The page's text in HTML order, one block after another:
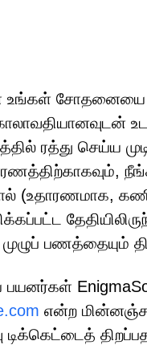
உங்கள்
ரத்து செய்ய
(உதாரணமாக,
பணத்தையும்
என்ற